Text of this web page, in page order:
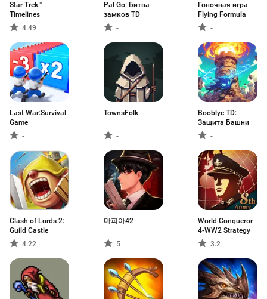
Star Trek™
Timelines
4.49
Pal Go: Битва
замков TD
-
Гоночная игра
Flying Formula
-
Last War:Survival
Game
-
TownsFolk
-
Booblyc TD:
Защита Башни
-
Clash of Lords 2:
Guild Castle
4.22
마피아42
5
World Conqueror
4-WW2 Strategy
3.2